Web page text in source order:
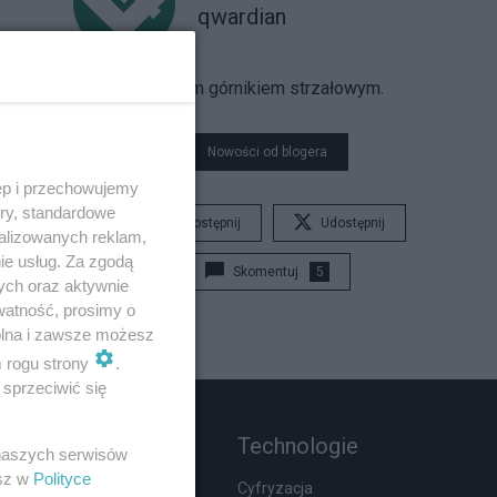
qwardian
jestem górnikiem strzałowym.
Nowości od blogera
Udostępnij Udostępnij
Skomentuj 5
Rozmaitości
Zdrowie
Technologie
Cyfryzacja
i przechowujemy
standardowe
reklam,
usług. Za zgodą
oraz aktywnie
prosimy o
i zawsze możesz
rogu strony
.
się
serwisów
w Polityce